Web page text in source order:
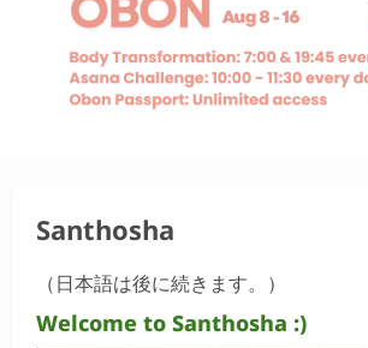
Santhosha
（日本語は後に続きます。）
Welcome to Santhosha :)